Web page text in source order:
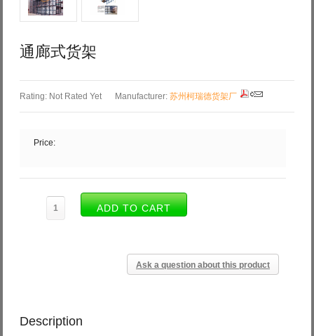
通廊式货架
Rating: Not Rated Yet Manufacturer: 苏州柯瑞德货架厂
Price:
Ask a question about this product
Description